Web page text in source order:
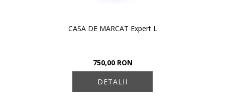
CASA DE MARCAT Expert L
750,00 RON
DETALII